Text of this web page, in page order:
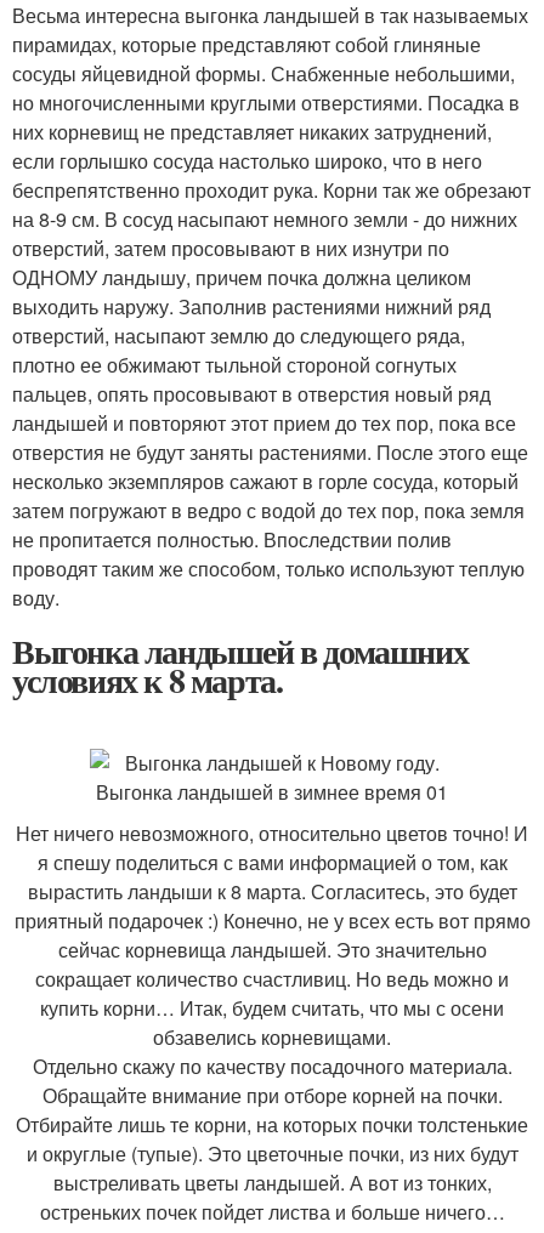
Весьма интересна выгонка ландышей в так называемых
пирамидах, которые представляют собой глиняные
сосуды яйцевидной формы. Снабженные небольшими,
но многочисленными круглыми отверстиями. Посадка в
них корневищ не представляет никаких затруднений,
если горлышко сосуда настолько широко, что в него
беспрепятственно проходит рука. Корни так же обрезают
на 8-9 см. В сосуд насыпают немного земли - до нижних
отверстий, затем просовывают в них изнутри по
ОДНОМУ ландышу, причем почка должна целиком
выходить наружу. Заполнив растениями нижний ряд
отверстий, насыпают землю до следующего ряда,
плотно ее обжимают тыльной стороной согнутых
пальцев, опять просовывают в отверстия новый ряд
ландышей и повторяют этот прием до тex пор, пока все
отверстия не будут заняты растениями. После этого еще
несколько экземпляров сажают в горле сосуда, который
затем погружают в ведро с водой до тех пор, пока земля
не пропитается полностью. Впоследствии полив
проводят таким же способом, только используют теплую
воду.
Выгонка ландышей в домашних
условиях к 8 марта.
Нет ничего невозможного, относительно цветов точно! И
я спешу поделиться с вами информацией о том, как
вырастить ландыши к 8 марта. Согласитесь, это будет
приятный подарочек :) Конечно, не у всех есть вот прямо
сейчас корневища ландышей. Это значительно
сокращает количество счастливиц. Но ведь можно и
купить корни… Итак, будем считать, что мы с осени
обзавелись корневищами.
Отдельно скажу по качеству посадочного материала.
Обращайте внимание при отборе корней на почки.
Отбирайте лишь те корни, на которых почки толстенькие
и округлые (тупые). Это цветочные почки, из них будут
выстреливать цветы ландышей. А вот из тонких,
остреньких почек пойдет листва и больше ничего…